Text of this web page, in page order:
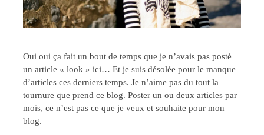
Oui oui ça fait un bout de temps que je n’avais pas posté
un article « look » ici… Et je suis désolée pour le manque
d’articles ces derniers temps. Je n’aime pas du tout la
tournure que prend ce blog. Poster un ou deux articles par
mois, ce n’est pas ce que je veux et souhaite pour mon
blog.